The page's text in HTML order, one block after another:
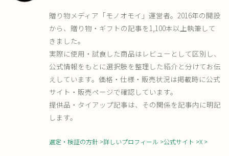
贈り物メディア「モノオモイ」運営者。2016年の開設
から、贈り物・ギフトの記事を1,100本以上執筆して
きました。
実際に使用・試食した商品はレビューとして区別し、
公式情報をもとに選択肢を整理した紹介と分けてお伝
えしています。価格・仕様・販売状況は掲載時に公式
サイト・販売ページで確認しています。
提供品・タイアップ記事は、その関係を記事内に明記
します。
選定・検証の方針 詳しいプロフィール 公式サイト X